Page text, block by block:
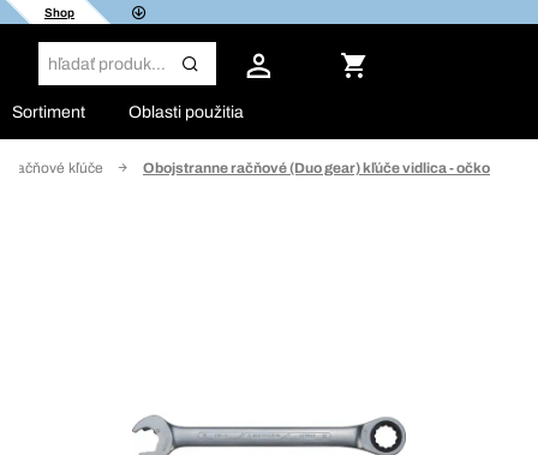
Shop
Sortiment Oblasti použitia
Račňové kľúče Obojstranne račňové (Duo gear) kľúče vidlica - očko